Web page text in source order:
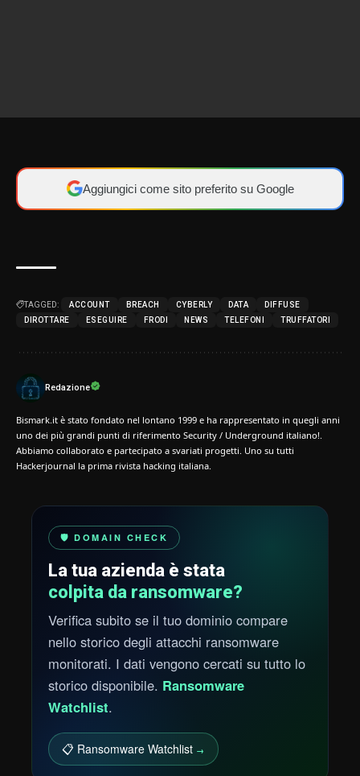
Aggiungici come sito preferito su Google
TAGGED: ACCOUNT BREACH CYBERLY DATA
DIFFUSE
DIROTTARE
ESEGUIRE FRODI NEWS TELEFONI TRUFFATORI
Redazione
Bismark.it è stato fondato nel lontano 1999 e ha rappresentato in quegli anni
uno dei più grandi punti di riferimento Security / Underground italiano!.
Abbiamo collaborato e partecipato a svariati progetti. Uno su tutti
Hackerjournal la prima rivista hacking italiana.
🛡️ DOMAIN CHECK
La tua azienda è stata
colpita da ransomware?
Verifica subito se il tuo dominio compare
nello storico degli attacchi ransomware
monitorati. I dati vengono cercati su tutto lo
storico disponibile. Ransomware
Watchlist.
📋 Ransomware Watchlist →